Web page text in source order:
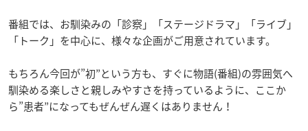
番組では、お馴染みの「診察」「ステージドラマ」「ライブ」
「トーク」を中心に、様々な企画がご用意されています。
もちろん今回が”初”という方も、すぐに物語(番組)の雰囲気へ
馴染める楽しさと親しみやすさを持っているように、ここか
ら”患者”になってもぜんぜん遅くはありません！